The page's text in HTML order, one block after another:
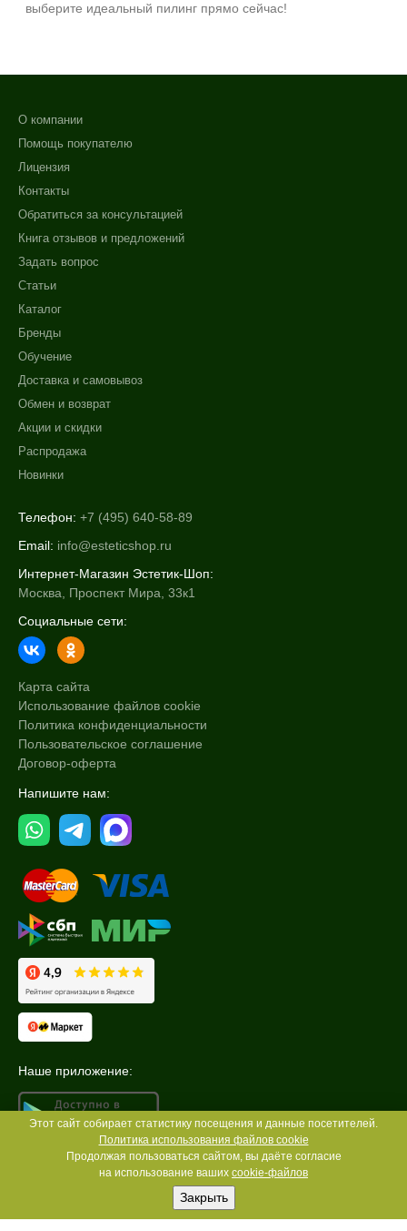
выберите идеальный пилинг прямо сейчас!
О компании
Помощь покупателю
Лицензия
Контакты
Обратиться за консультацией
Книга отзывов и предложений
Задать вопрос
Статьи
Каталог
Бренды
Обучение
Доставка и самовывоз
Обмен и возврат
Акции и скидки
Распродажа
Новинки
Телефон: +7 (495) 640-58-89
Email: info@esteticshop.ru
Интернет-Магазин Эстетик-Шоп:
Москва, Проспект Мира, 33к1
Социальные сети:
Карта сайта
Использование файлов cookie
Политика конфиденциальности
Пользовательское соглашение
Договор-оферта
Напишите нам:
Наше приложение:
Этот сайт собирает статистику посещения и данные посетителей.
Политика использования файлов cookie
Продолжая пользоваться сайтом, вы даёте согласие
на использование ваших cookie-файлов
Закрыть